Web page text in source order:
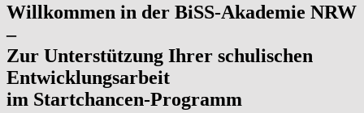
Willkommen in der BiSS-Akademie NRW
–
Zur Unterstützung Ihrer schulischen
Entwicklungsarbeit
im Startchancen-Programm